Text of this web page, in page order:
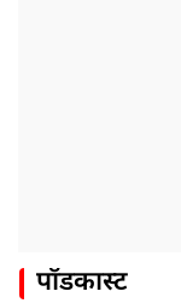
पॉडकास्ट